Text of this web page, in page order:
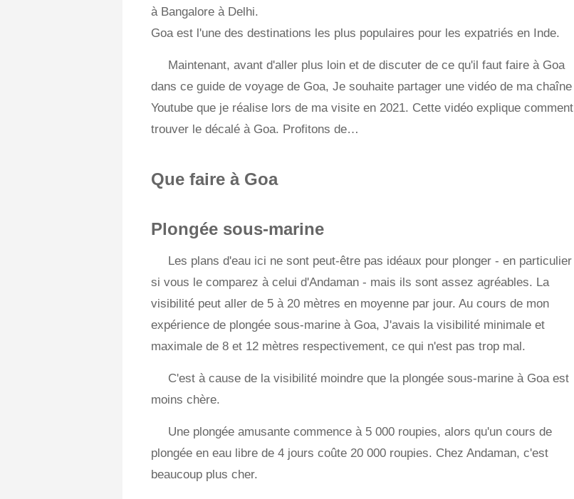
à Bangalore à Delhi.
Goa est l'une des destinations les plus populaires pour les expatriés en Inde.
Maintenant, avant d'aller plus loin et de discuter de ce qu'il faut faire à Goa
dans ce guide de voyage de Goa, Je souhaite partager une vidéo de ma chaîne
Youtube que je réalise lors de ma visite en 2021. Cette vidéo explique comment
trouver le décalé à Goa. Profitons de…
Que faire à Goa
Plongée sous-marine
Les plans d'eau ici ne sont peut-être pas idéaux pour plonger - en particulier
si vous le comparez à celui d'Andaman - mais ils sont assez agréables. La
visibilité peut aller de 5 à 20 mètres en moyenne par jour. Au cours de mon
expérience de plongée sous-marine à Goa, J'avais la visibilité minimale et
maximale de 8 et 12 mètres respectivement, ce qui n'est pas trop mal.
C'est à cause de la visibilité moindre que la plongée sous-marine à Goa est
moins chère.
Une plongée amusante commence à 5 000 roupies, alors qu'un cours de
plongée en eau libre de 4 jours coûte 20 000 roupies. Chez Andaman, c'est
beaucoup plus cher.